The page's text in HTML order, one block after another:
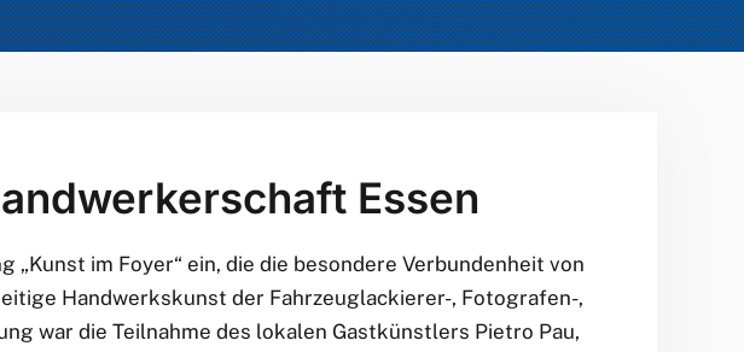
Essen
im Foyer“ ein, die die besondere Verbundenheit von
Handwerkskunst der Fahrzeuglackierer-, Fotografen-,
war die Teilnahme des lokalen Gastkünstlers Pietro Pau,